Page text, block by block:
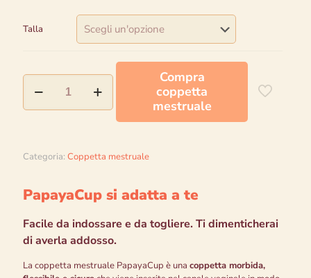
Talla
Coppetta
mestruale
anatomica,
con
Compra
coppetta
mestruale
Categoria: Coppetta mestruale
PapayaCup si adatta a te
Facile da indossare e da togliere. Ti dimenticherai
di averla addosso.
La coppetta mestruale PapayaCup è una coppetta morbida,